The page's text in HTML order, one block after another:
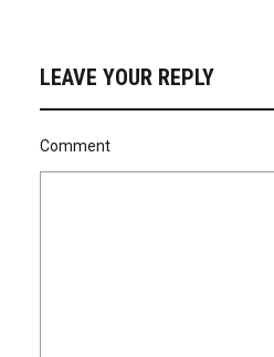
LEAVE YOUR REPLY
Comment